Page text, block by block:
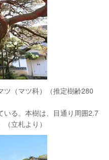
（マツ科）（推定樹齢280
いる。本樹は、目通り周囲2.7
立札より）